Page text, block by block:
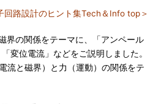
回路設計のヒント集Tech＆Info top＞
界の関係をテーマに、「アンペール
変位電流」などをご説明しました。
流と磁界）と力（運動）の関係をテ